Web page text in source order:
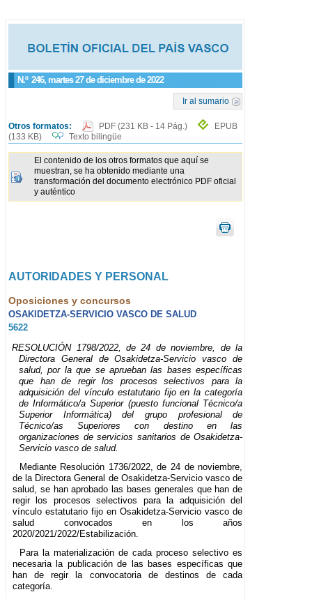
N.º 246, martes 27 de diciembre de 2022
Ir al sumario
Otros formatos: PDF (231 KB - 14 Pág.)
EPUB
(133 KB)
Texto bilingüe
El contenido de los otros formatos que aquí se
muestran, se ha obtenido mediante una
transformación del documento electrónico PDF oficial
y auténtico
AUTORIDADES Y PERSONAL
Oposiciones y concursos
OSAKIDETZA-SERVICIO VASCO DE SALUD
5622
RESOLUCIÓN 1798/2022, de 24 de noviembre, de la
Directora General de Osakidetza-Servicio vasco de
salud, por la que se aprueban las bases específicas
que han de regir los procesos selectivos para la
adquisición del vínculo estatutario fijo en la categoría
de Informático/a Superior (puesto funcional Técnico/a
Superior Informática) del grupo profesional de
Técnico/as Superiores con destino en las
organizaciones de servicios sanitarios de Osakidetza-
Servicio vasco de salud.
Mediante Resolución 1736/2022, de 24 de noviembre,
de la Directora General de Osakidetza-Servicio vasco de
salud, se han aprobado las bases generales que han de
regir los procesos selectivos para la adquisición del
vínculo estatutario fijo en Osakidetza-Servicio vasco de
salud convocados en los años
2020/2021/2022/Estabilización.
Para la materialización de cada proceso selectivo es
necesaria la publicación de las bases específicas que
han de regir la convocatoria de destinos de cada
categoría.